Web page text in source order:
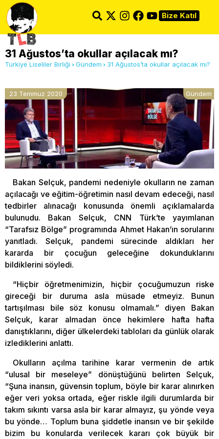
Bize Katıl
31 Ağustos’ta okullar açılacak mı?
Türkiye Liseliler Birliği Gündem 31 Ağustos’ta okullar açılacak mı?
23 Temmuz 2020 Gündem
Bakan Selçuk, pandemi nedeniyle okulların ne zaman
açılacağı ve eğitim-öğretimin nasıl devam edeceği, nasıl
tedbirler alınacağı konusunda önemli açıklamalarda
bulunudu. Bakan Selçuk, CNN Türk’te yayımlanan
“Tarafsız Bölge” programında Ahmet Hakan’ın sorularını
yanıtladı. Selçuk, pandemi sürecinde aldıkları her
kararda bir çocuğun geleceğine dokunduklarını
bildiklerini söyledi.
“Hiçbir öğretmenimizin, hiçbir çocuğumuzun riske
gireceği bir duruma asla müsade etmeyiz. Bunun
tartışılması bile söz konusu olmamalı.” diyen Bakan
Selçuk, karar almadan önce hekimlere hafta hafta
danıştıklarını, diğer ülkelerdeki tabloları da günlük olarak
izlediklerini anlattı.
Okulların açılma tarihine karar vermenin de artık
“ulusal bir meseleye” dönüştüğünü belirten Selçuk,
“Şuna inansın, güvensin toplum, böyle bir karar alınırken
eğer veri yoksa ortada, eğer riskle ilgili durumlarda bir
takım sıkıntı varsa asla bir karar almayız, şu yönde veya
bu yönde… Toplum buna şiddetle inansın ve bir şekilde
bizim bu konularda verilecek kararı çok büyük bir